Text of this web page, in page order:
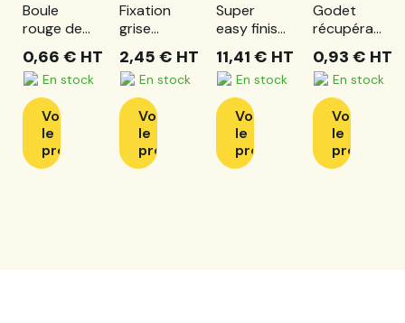
Boule
rouge de
niveau
d'eau dia
8
0,66 € HT
En stock
Voir
le
produit
Fixation
grise
coupelle
avec joint
2,45 € HT
En stock
Voir
le
produit
Super
easy finish
petit
modèle
pour
dindes
(copie)
11,41 € HT
En stock
Voir
le
produit
Godet
récupérateur
standard
0,93 € HT
En stock
Voir
le
produit